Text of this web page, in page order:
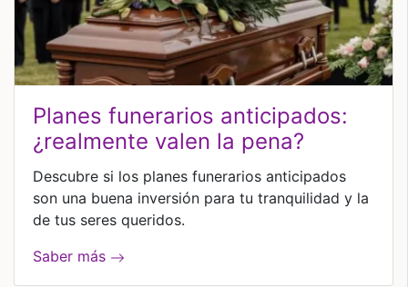
planes funerarios anticipados:
¿realmente valen la pena?
Descubre si los planes funerarios anticipados
son una buena inversión para tu tranquilidad y la
de tus seres queridos.
Saber más